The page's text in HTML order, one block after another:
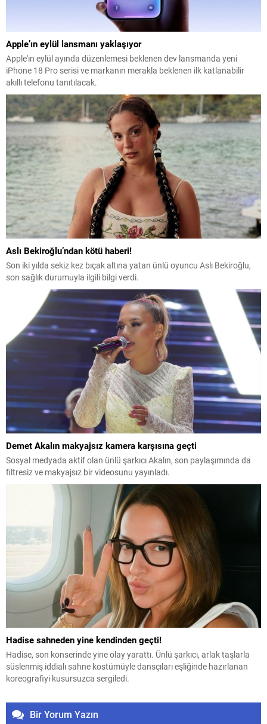
Apple’ın eylül lansmanı yaklaşıyor
Apple'ın eylül ayında düzenlemesi beklenen dev lansmanda yeni
iPhone 18 Pro serisi ve markanın merakla beklenen ilk katlanabilir
akıllı telefonu tanıtılacak.
Aslı Bekiroğlu’ndan kötü haberi!
Son iki yılda sekiz kez bıçak altına yatan ünlü oyuncu Aslı Bekiroğlu,
son sağlık durumuyla ilgili bilgi verdi.
Demet Akalın makyajsız kamera karşısına geçti
Sosyal medyada aktif olan ünlü şarkıcı Akalın, son paylaşımında da
filtresiz ve makyajsız bir videosunu yayınladı.
Hadise sahneden yine kendinden geçti!
Hadise, son konserinde yine olay yarattı. Ünlü şarkıcı, arlak taşlarla
süslenmiş iddialı sahne kostümüyle dansçıları eşliğinde hazırlanan
koreografiyi kusursuzca sergiledi.
Bir Yorum Yazın